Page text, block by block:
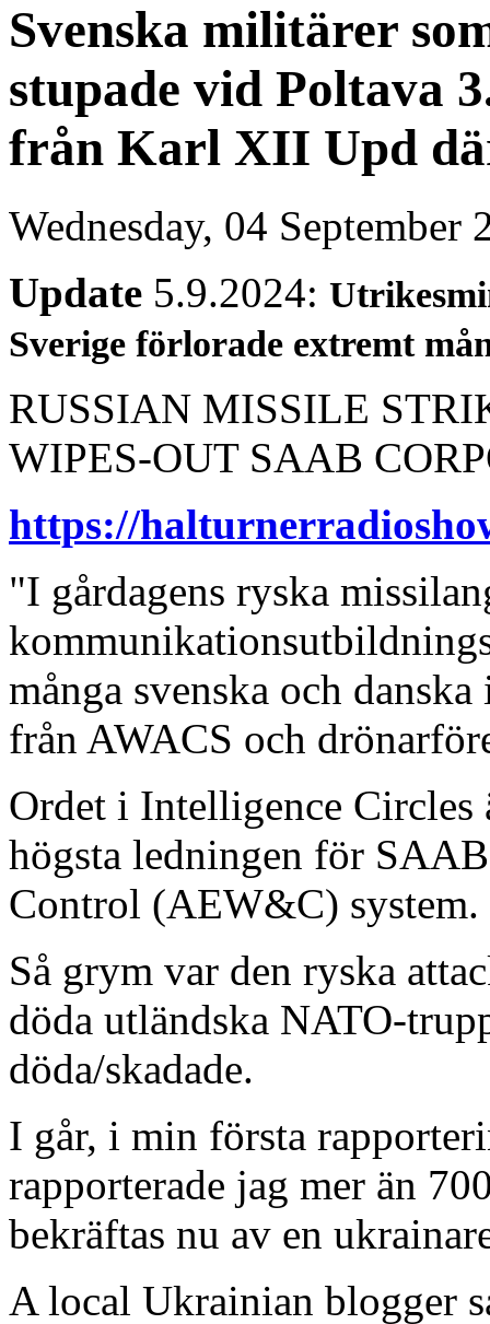
Svenska militärer
stupade vid Poltava
från Karl XII Upd
Wednesday, 04 September
Update 5.9.2024:
Sverige förlorade extremt
RUSSIAN MISSILE
WIPES-OUT SAAB
https://
"I gårdagens ryska
många svenska och
från AWACS och
Ordet i Intelligence Circles
högsta ledningen för
Control (AEW&C) system.
Så grym var den ryska
döda utländska NATO-
döda/skadade.
I går, i min första
rapporterade jag mer än
bekräftas nu av en
A local Ukrainian blogger